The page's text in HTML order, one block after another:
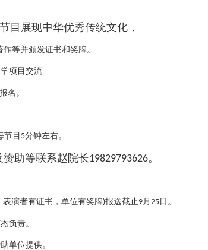
目展现中华优秀传统文化，
等并颁发证书和奖牌。
项目交流
报名。
节目 5分钟左右。
助等联系赵院长19829793626。
表演者有证书，单位有奖牌)报送截止9月 25 日。
负责。
单位提供。